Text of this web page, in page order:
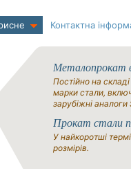
Контактна
Металопрокат
Постійно на
марки стали,
зарубіжні аналоги
Прокат стали
У найкоротші
розмірів.